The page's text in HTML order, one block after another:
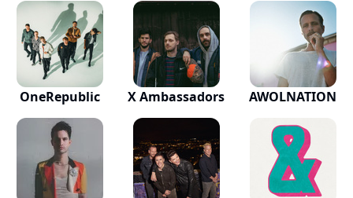
OneRepublic X Ambassadors AWOLNATION